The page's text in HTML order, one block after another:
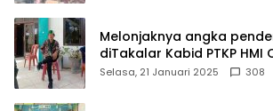
Melonjaknya angka
diTakalar Kabid PTKP HMI
angkat bicara
Selasa, 21 Januari 2025 308